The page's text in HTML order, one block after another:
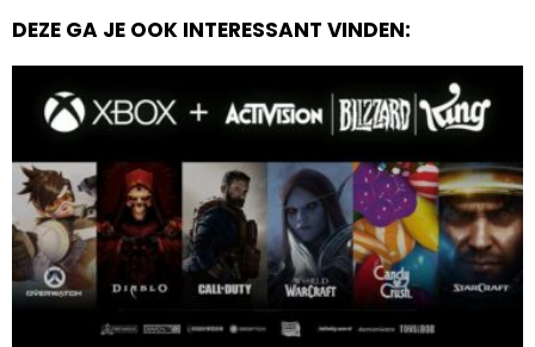
DEZE GA JE OOK INTERESSANT VINDEN: